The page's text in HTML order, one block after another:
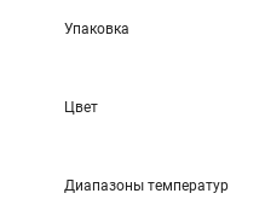
Упаковка
Цвет
Диапазоны температур